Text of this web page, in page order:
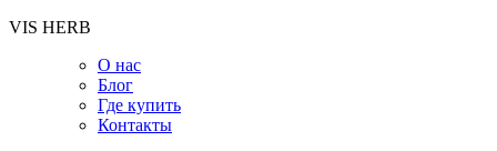
VIS HERB
О нас
Блог
Где купить
Контакты